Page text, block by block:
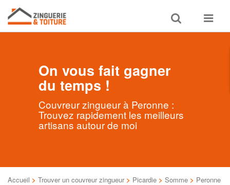
Toggle
search
Toggle
On vous fait gagner
du temps !
Couvreur zingueur à Peronne :
Trouvez rapidement les meilleurs
artisans autour de moi
Accueil > Trouver un couvreur zingueur > Picardie > Somme > Peronne